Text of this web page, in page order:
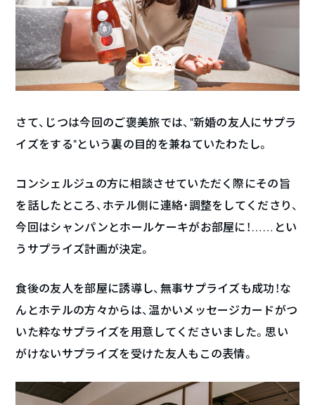
さて、じつは今回のご褒美旅では、”新婚の友人にサプラ
イズをする”という裏の目的を兼ねていたわたし。
コンシェルジュの方に相談させていただく際にその旨
を話したところ、ホテル側に連絡・調整をしてくださり、
今回はシャンパンとホールケーキがお部屋に！……とい
うサプライズ計画が決定。
食後の友人を部屋に誘導し、無事サプライズも成功！な
んとホテルの方々からは、温かいメッセージカードがつ
いた粋なサプライズを用意してくださいました。思い
がけないサプライズを受けた友人もこの表情。